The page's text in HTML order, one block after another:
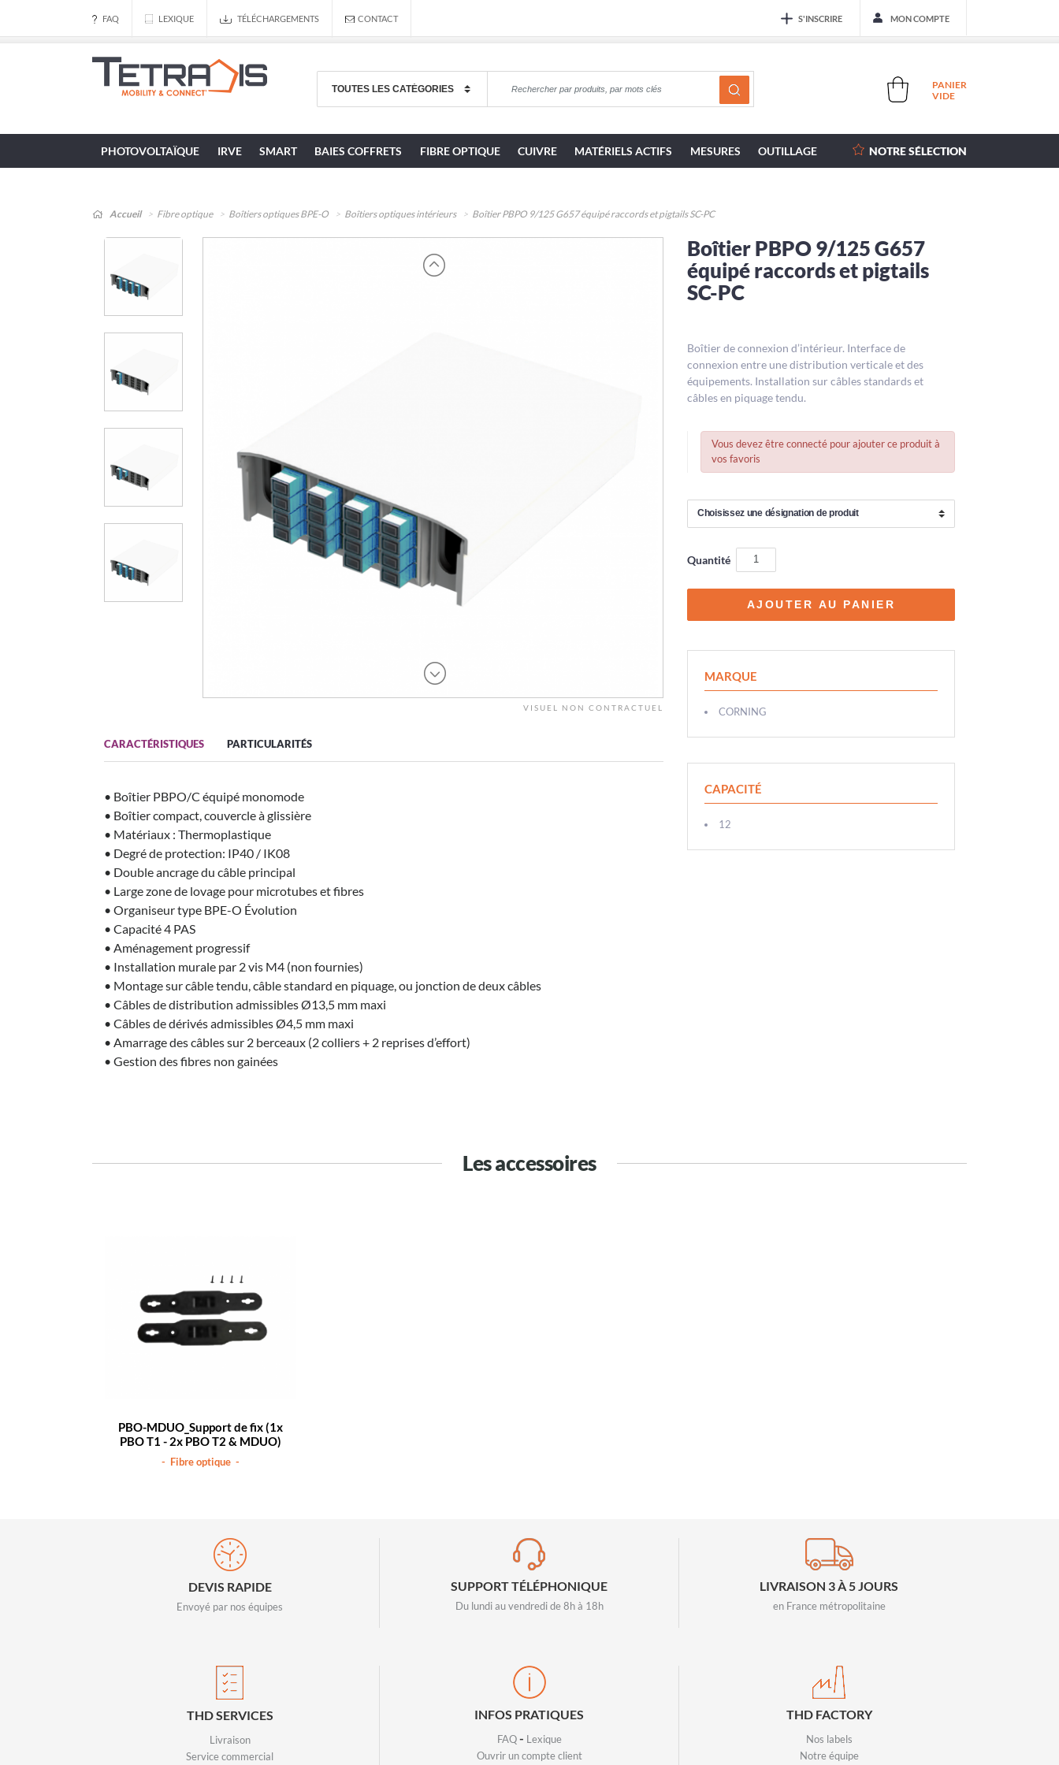
FAQ LEXIQUE TÉLÉCHARGEMENTS CONTACT S'INSCRIRE MON COMPTE
PANIER
VIDE
PHOTOVOLTAÏQUE IRVE SMART BAIES COFFRETS FIBRE OPTIQUE CUIVRE MATÉRIELS ACTIFS MESURES OUTILLAGE NOTRE SÉLECTION
Accueil Fibre optique Boîtiers optiques BPE-O Boîtiers optiques intérieurs Boîtier PBPO 9/125 G657 équipé raccords et pigtails SC-PC
VISUEL NON CONTRACTUEL
CARACTÉRISTIQUES PARTICULARITÉS
• Boîtier PBPO/C équipé monomode
• Boîtier compact, couvercle à glissière
• Matériaux : Thermoplastique
• Degré de protection: IP40 / IK08
• Double ancrage du câble principal
• Large zone de lovage pour microtubes et fibres
• Organiseur type BPE-O Évolution
• Capacité 4 PAS
• Aménagement progressif
• Installation murale par 2 vis M4 (non fournies)
• Montage sur câble tendu, câble standard en piquage, ou jonction de deux câbles
• Câbles de distribution admissibles Ø13,5 mm maxi
• Câbles de dérivés admissibles Ø4,5 mm maxi
• Amarrage des câbles sur 2 berceaux (2 colliers + 2 reprises d’effort)
• Gestion des fibres non gainées
Boîtier PBPO 9/125 G657
équipé raccords et pigtails
SC-PC
Boîtier de connexion d’intérieur. Interface de
connexion entre une distribution verticale et des
équipements. Installation sur câbles standards et
câbles en piquage tendu.
Vous devez être connecté pour ajouter ce produit à
vos favoris
Quantité
MARQUE
CORNING
CAPACITÉ
12
Les accessoires
PBO-MDUO_Support de fix (1x
PBO T1 - 2x PBO T2 & MDUO)
- Fibre optique -
DEVIS RAPIDE
Envoyé par nos équipes
SUPPORT TÉLÉPHONIQUE
Du lundi au vendredi de 8h à 18h
LIVRAISON 3 À 5 JOURS
en France métropolitaine
THD SERVICES
Livraison
Service commercial
INFOS PRATIQUES
FAQ- Lexique
Ouvrir un compte client
THD FACTORY
Nos labels
Notre équipe